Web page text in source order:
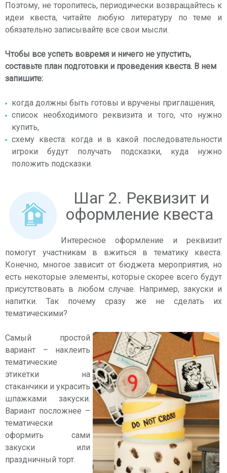
Поэтому, не торопитесь, периодически возвращайтесь к
идеи квеста, читайте любую литературу по теме и
обязательно записывайте все свои мысли.
Чтобы все успеть вовремя и ничего не упустить,
составьте план подготовки и проведения квеста. В нем
запишите:
когда должны быть готовы и вручены приглашения,
список необходимого реквизита и того, что нужно
купить,
схему квеста: когда и в какой последовательности
игроки будут получать подсказки, куда нужно
положить подсказки.
Шаг 2. Реквизит и
оформление квеста
Интересное оформление и реквизит
помогут участникам в вжиться в тематику квеста.
Конечно, многое зависит от бюджета мероприятия, но
есть некоторые элементы, которые скорее всего будут
присутствовать в любом случае. Например, закуски и
напитки. Так почему сразу же не сделать их
тематическими?
Самый простой
вариант – наклеить
тематические
этикетки на
стаканчики и украсить
шпажками закуски.
Вариант посложнее –
тематически
оформить сами
закуски или
праздничный торт.